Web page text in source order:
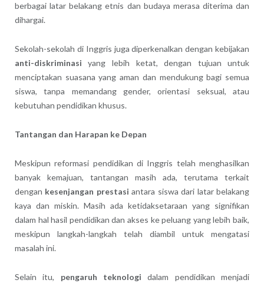
berbagai latar belakang etnis dan budaya merasa diterima dan
dihargai.
Sekolah-sekolah di Inggris juga diperkenalkan dengan kebijakan
anti-diskriminasi yang lebih ketat, dengan tujuan untuk
menciptakan suasana yang aman dan mendukung bagi semua
siswa, tanpa memandang gender, orientasi seksual, atau
kebutuhan pendidikan khusus.
Tantangan dan Harapan ke Depan
Meskipun reformasi pendidikan di Inggris telah menghasilkan
banyak kemajuan, tantangan masih ada, terutama terkait
dengan kesenjangan prestasi antara siswa dari latar belakang
kaya dan miskin. Masih ada ketidaksetaraan yang signifikan
dalam hal hasil pendidikan dan akses ke peluang yang lebih baik,
meskipun langkah-langkah telah diambil untuk mengatasi
masalah ini.
Selain itu, pengaruh teknologi dalam pendidikan menjadi